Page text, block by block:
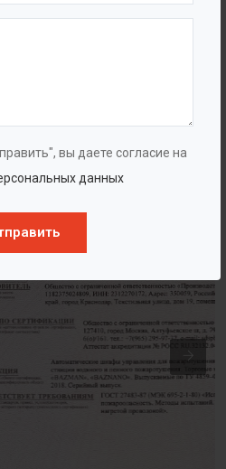
вы даете согласие на
данных